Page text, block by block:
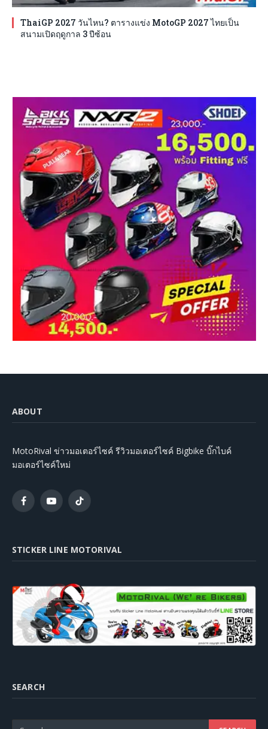
ThaiGP 2027 วันไหน? ตารางแข่ง MotoGP 2027 ไทยเป็น
สนามเปิดฤดูกาล 3 ปีซ้อน
ABOUT
MotoRival ข่าวมอเตอร์ไซค์ รีวิวมอเตอร์ไซค์ Bigbike บิ๊กไบค์
มอเตอร์ไซค์ใหม่
FacebookYouTubeTikTok
STICKER LINE MOTORIVAL
SEARCH